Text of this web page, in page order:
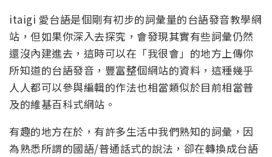
itaigi 愛台語是個剛有初步的詞彙量的台語發音教學網
站，但如果你深入去探究，會發現其實有些詞彙仍然
還沒內建進去，這時可以在「我很會」的地方上傳你
所知道的台語發音，豐富整個網站的資料，這種幾乎
人人都可以參與編輯的作法也相當類似於目前相當普
及的維基百科式網站。
有趣的地方在於，有許多生活中我們熟知的詞彙，因
為熟悉所謂的國語/普通話式的說法，卻在轉換成台語